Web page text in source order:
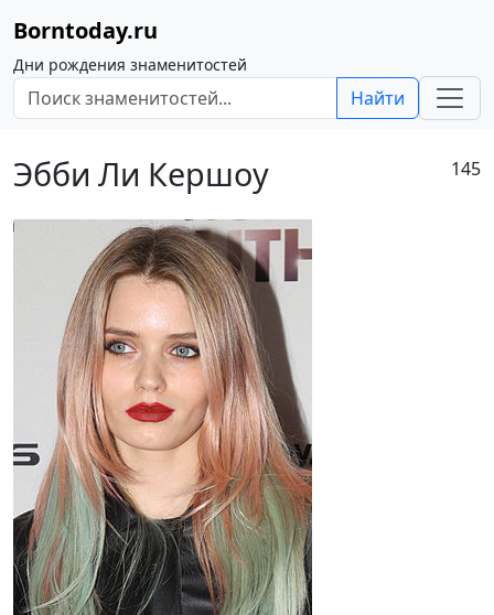
Borntoday.ru
Дни рождения знаменитостей
Найти
Эбби Ли Кершоу 145